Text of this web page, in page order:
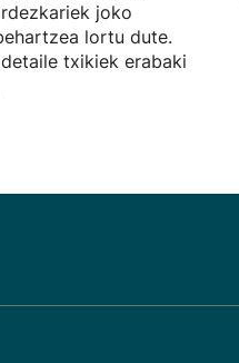
joko
lortu dute.
txikiek erabaki